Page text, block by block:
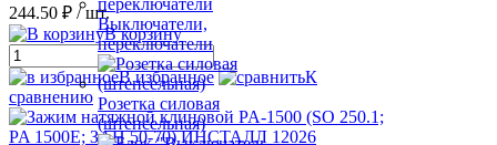
Выключатели,
переключатели
Розетка силовая
(штепсельная)
244.50 ₽ / шт.
В корзину
В избранное
К
сравнению